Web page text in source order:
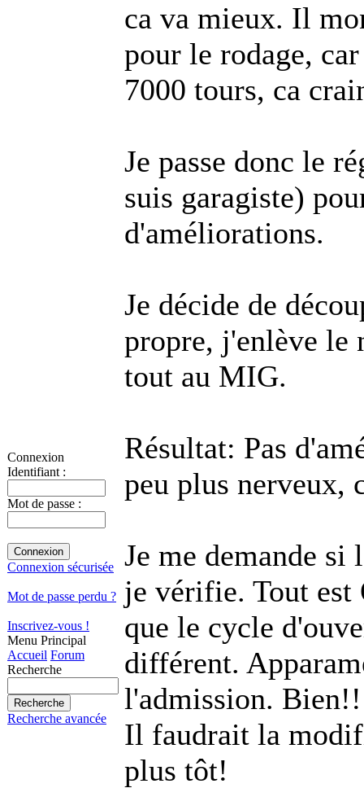
Connexion
Identifiant :
Mot de passe :
Connexion sécurisée
Mot de passe perdu ?
Inscrivez-vous !
Menu Principal
Accueil Forum
Recherche
Recherche avancée
ca va mieux. Il
pour le rodage,
7000 tours, ca
Je passe donc le
suis garagiste)
d'améliorations.
Je décide de
propre, j'enlève le
tout au MIG.
Résultat: Pas
peu plus nerveux,
Je me demande si
je vérifie. Tout est
que le cycle
différent.
l'admission.
Il faudrait la
plus tôt!